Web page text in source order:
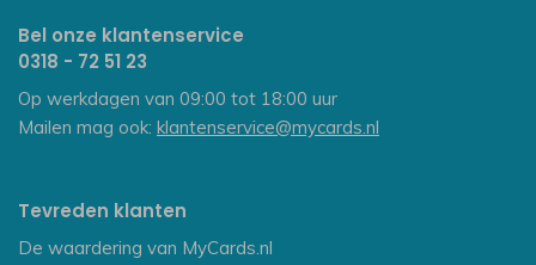
Bel onze klantenservice
0318 - 72 51 23
Op werkdagen van 09:00 tot 18:00 uur
Mailen mag ook: klantenservice@mycards.nl
Tevreden klanten
De waardering van MyCards.nl